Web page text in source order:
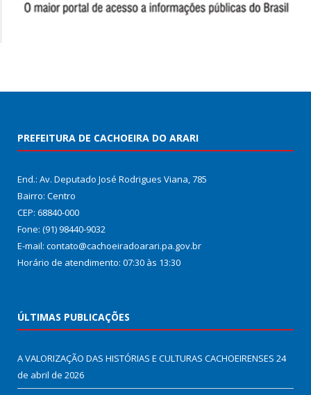
PREFEITURA DE CACHOEIRA DO ARARI
End.: Av. Deputado José Rodrigues Viana, 785
Bairro: Centro
CEP: 68840-000
Fone: (91) 98440-9032
E-mail: contato@cachoeiradoarari.pa.gov.br
Horário de atendimento: 07:30 às 13:30
ÚLTIMAS PUBLICAÇÕES
A VALORIZAÇÃO DAS HISTÓRIAS E CULTURAS CACHOEIRENSES 24
de abril de 2026